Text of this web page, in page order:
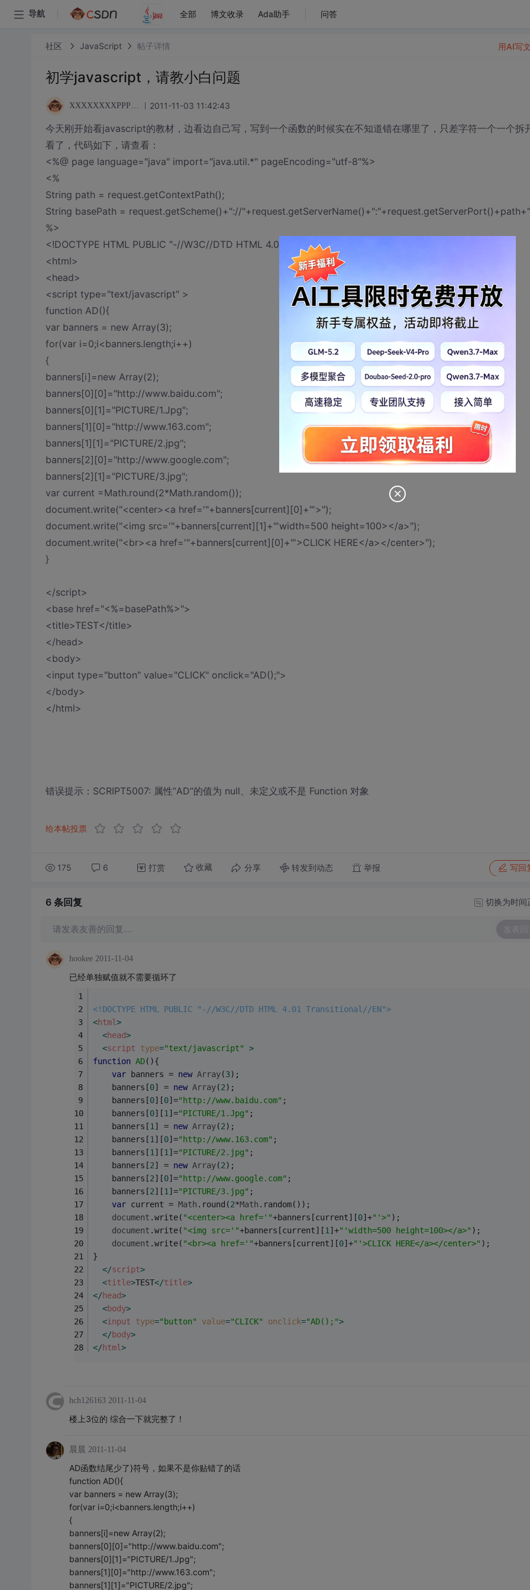
导航 全部 博文收录 Ada助手 问答
社区 JavaScript 帖子详情
初学javascript，请教小白问题
XXXXXXXXPPPPPPPP 2011-11-03 11:42:43
今天刚开始看javascript的教材，边看边自己写，写到一个函数的时候实在不知道错在哪里了，只差字符一个一个拆
看了，代码如下，请查看：
<%@ page language="java" import="java.util.*" pageEncoding="utf-8"%>
<%
String path = request.getContextPath();
String basePath = request.getScheme()+"://
%>
<!DOCTYPE HTML PUBLIC "-//W3C//DTD HTML 4.01 Transitional//EN">
<html>
<head>
<script type="text/javascript" >
function AD(){
var banners = new Array(3);
for(var i=0;i<banners.length;i++)
{
banners[i]=new Array(2);
banners[0][0]="http://www.baidu.com";
banners[0][1]="PICTURE/1.Jpg";
banners[1][0]="http://www.163.com";
banners[1][1]="PICTURE/2.jpg";
banners[2][0]="http://www.google.com";
banners[2][1]="PICTURE/3.jpg";
var current =Math.round(2*Math.random());
document.write("<center><a href='"+banners[current][0]+"'>");
document.write("<img src='"+banners[current][1]+"'width=500 height=100></a>");
document.write("<br><a href='"+banners[current][0]+"'>CLICK HERE</a></center>");
}
</script>
<base href="<%=basePath%>">
<title>TEST</title>
</head>
<body>
<input type="button" value="CLICK" onclick="AD();">
</body>
</html>
错误提示：SCRIPT5007: 属性“AD”的值为 null、未定义或不是 Function 对象
给本帖投票
175 6 打赏 收藏 分享 转发到动态 举报 写回
用AI写
6 条回复 切换为时间
请发表友善的回复… 发表回
hookee 2011-11-04
已经单独赋值就不需要循环了
<!DOCTYPE HTML PUBLIC "-//W3C//DTD HTML 4.01 Transitional//EN">
<html >
<head>
<script type="text/javascript" >
function AD( ){
var banners = new Array(3);
	banners[
0] = new Array(2);
	banners[
0][0]="http://www.baidu.com" ;
	banners[
0][1 ]="PICTURE/1.Jpg" ;
	banners[
1 ] = new Array(2);
	banners[
1 ][0]="http://www.163.com" ;
	banners[
1 ][1 ]="PICTURE/2.jpg" ;
	banners[
2] = new Array(2);
	banners[
2][0]="http://www.google.com" ;
	banners[
2][1 ]="PICTURE/3.jpg" ;
var current = Math .round(2*Math .random());
document .write( "<center><a href='"+banners[current][0]+"'>" );
document .write( "<img src='"+banners[current][1 ]+"'width=500 height=100></a>" );
document .write( "<br><a href='"+banners[current][0]+"'>CLICK HERE</a></center>" );
}
</script>
<title>TEST</title>
</head>
<body>
<input type="button" value="CLICK" onclick="AD();">
</body>
</html >
hch126163 2011-11-04
楼上3位的 综合一下就完整了！
晨晨 2011-11-04
AD函数结尾少了}符号，如果不是你贴错了的话
function AD(){
var banners = new Array(3);
for(var i=0;i<banners.length;i++)
{
banners[i]=new Array(2);
banners[0][0]="http://www.baidu.com";
banners[0][1]="PICTURE/1.Jpg";
banners[1][0]="http://www.163.com";
banners[1][1]="PICTURE/2.jpg";